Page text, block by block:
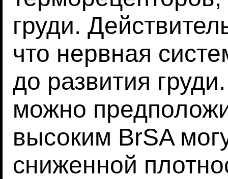
груди.
что нервная
до развития
можно
высоким BrSA
сниженной